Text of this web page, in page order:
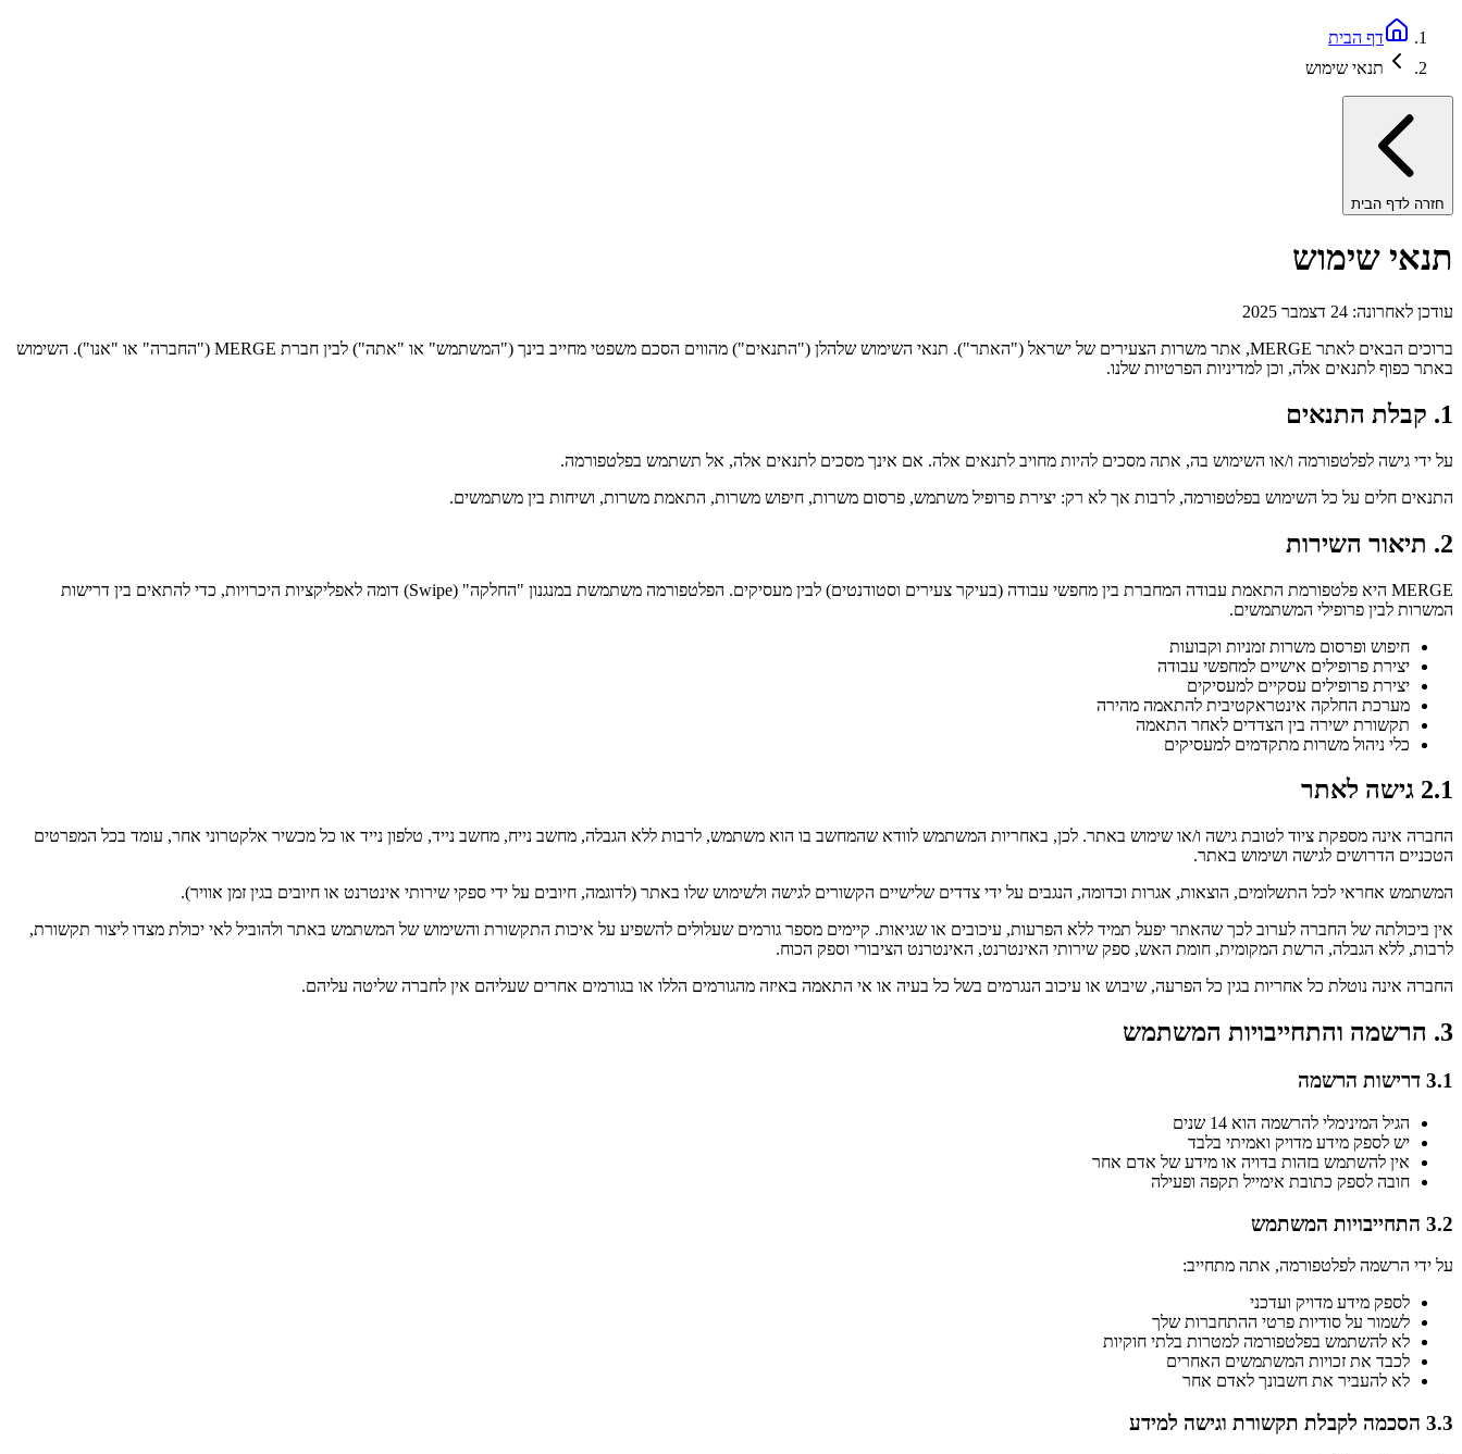
דף הבית
תנאי שימוש
חזרה לדף הבית
תנאי שימוש
עודכן לאחרונה: 24 דצמבר 2025
ברוכים הבאים לאתר MERGE, אתר משרות הצעירים של ישראל ("האתר"). תנאי השימוש שלהלן ("התנאים") מהווים הסכם משפטי מחייב בינך ("המשתמש" או "אתה") לבין חברת MERGE ("החברה" או "אנו"). השימוש
באתר כפוף לתנאים אלה, וכן למדיניות הפרטיות שלנו.
1. קבלת התנאים
על ידי גישה לפלטפורמה ו/או השימוש בה, אתה מסכים להיות מחויב לתנאים אלה. אם אינך מסכים לתנאים אלה, אל תשתמש בפלטפורמה.
התנאים חלים על כל השימוש בפלטפורמה, לרבות אך לא רק: יצירת פרופיל משתמש, פרסום משרות, חיפוש משרות, התאמת משרות, ושיחות בין משתמשים.
2. תיאור השירות
MERGE היא פלטפורמת התאמת עבודה המחברת בין מחפשי עבודה (בעיקר צעירים וסטודנטים) לבין מעסיקים. הפלטפורמה משתמשת במנגנון "החלקה" (Swipe) דומה לאפליקציות היכרויות, כדי להתאים בין דרישות
המשרות לבין פרופילי המשתמשים.
חיפוש ופרסום משרות זמניות וקבועות
יצירת פרופילים אישיים למחפשי עבודה
יצירת פרופילים עסקיים למעסיקים
מערכת החלקה אינטראקטיבית להתאמה מהירה
תקשורת ישירה בין הצדדים לאחר התאמה
כלי ניהול משרות מתקדמים למעסיקים
2.1 גישה לאתר
החברה אינה מספקת ציוד לטובת גישה ו/או שימוש באתר. לכן, באחריות המשתמש לוודא שהמחשב בו הוא משתמש, לרבות ללא הגבלה, מחשב נייח, מחשב נייד, טלפון נייד או כל מכשיר אלקטרוני אחר, עומד בכל המפרטים
הטכניים הדרושים לגישה ושימוש באתר.
המשתמש אחראי לכל התשלומים, הוצאות, אגרות וכדומה, הנגבים על ידי צדדים שלישיים הקשורים לגישה ולשימוש שלו באתר (לדוגמה, חיובים על ידי ספקי שירותי אינטרנט או חיובים בגין זמן אוויר).
אין ביכולתה של החברה לערוב לכך שהאתר יפעל תמיד ללא הפרעות, עיכובים או שגיאות. קיימים מספר גורמים שעלולים להשפיע על איכות התקשורת והשימוש של המשתמש באתר ולהוביל לאי יכולת מצדו ליצור תקשורת,
לרבות, ללא הגבלה, הרשת המקומית, חומת האש, ספק שירותי האינטרנט, האינטרנט הציבורי וספק הכוח.
החברה אינה נוטלת כל אחריות בגין כל הפרעה, שיבוש או עיכוב הנגרמים בשל כל בעיה או אי התאמה באיזה מהגורמים הללו או בגורמים אחרים שעליהם אין לחברה שליטה עליהם.
3. הרשמה והתחייבויות המשתמש
3.1 דרישות הרשמה
הגיל המינימלי להרשמה הוא 14 שנים
יש לספק מידע מדויק ואמיתי בלבד
אין להשתמש בזהות בדויה או מידע של אדם אחר
חובה לספק כתובת אימייל תקפה ופעילה
3.2 התחייבויות המשתמש
על ידי הרשמה לפלטפורמה, אתה מתחייב:
לספק מידע מדויק ועדכני
לשמור על סודיות פרטי ההתחברות שלך
לא להשתמש בפלטפורמה למטרות בלתי חוקיות
לכבד את זכויות המשתמשים האחרים
לא להעביר את חשבונך לאדם אחר
3.3 הסכמה לקבלת תקשורת וגישה למידע